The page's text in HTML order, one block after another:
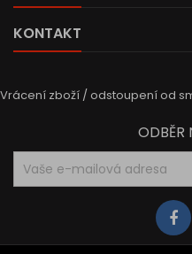
KONTAKT
Vrácení zboží / odstoupení od
ODBĚR